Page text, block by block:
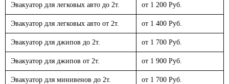
Эвакуатор для легковых авто до 2т. от 1 200 Руб.
Эвакуатор для легковых авто от 2т. от 1 400 Руб.
Эвакуатор для джипов до 2т. от 1 700 Руб.
Эвакуатор для джипов от 2т. от 1 900 Руб.
Эвакуатор для минивенов до 2т. от 1 700 Руб.